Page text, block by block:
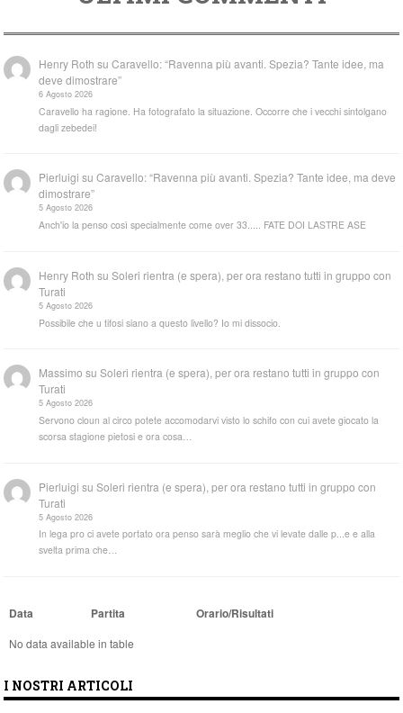
Henry Roth suCaravello: “Ravenna più avanti. Spezia? Tante idee, ma
deve dimostrare”
6 Agosto 2026
Caravello ha ragione. Ha fotografato la situazione. Occorre che i vecchi sintolgano
dagli zebedei!
Pierluigi suCaravello: “Ravenna più avanti. Spezia? Tante idee, ma deve
dimostrare”
5 Agosto 2026
Anch'io la penso così specialmente come over 33..... FATE DOI LASTRE ASE
Henry Roth suSoleri rientra (e spera), per ora restano tutti in gruppo con
Turati
5 Agosto 2026
Possibile che u tifosi siano a questo livello? Io mi dissocio.
Massimo suSoleri rientra (e spera), per ora restano tutti in gruppo con
Turati
5 Agosto 2026
Servono cloun al circo potete accomodarvi visto lo schifo con cui avete giocato la
scorsa stagione pietosi e ora cosa…
Pierluigi suSoleri rientra (e spera), per ora restano tutti in gruppo con
Turati
5 Agosto 2026
In lega pro ci avete portato ora penso sarà meglio che vi levate dalle p...e e alla
svelta prima che…
Data Partita Orario/Risultati
No data available in table
I NOSTRI ARTICOLI